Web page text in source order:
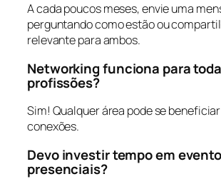
A cada poucos meses, envie uma
perguntando como estão ou
relevante para ambos.
Networking funciona para
profissões?
Sim! Qualquer área pode se
conexões.
Devo investir tempo em
presenciais?